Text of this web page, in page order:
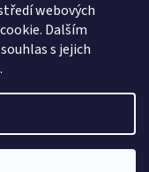
webových
Dalším
s jejich
.
vyhrazena.